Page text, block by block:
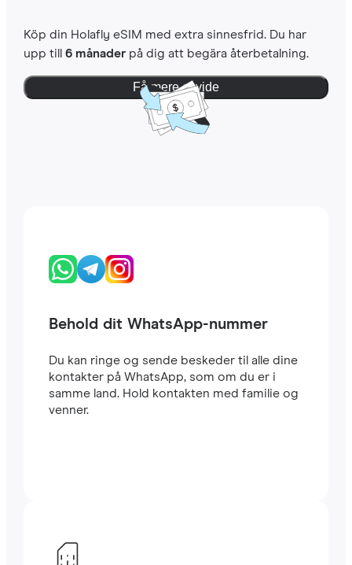
Köp din Holafly eSIM med extra sinnesfrid. Du har
upp till 6 månaderpå dig att begära återbetalning.
Få mere at vide
Behold dit WhatsApp-nummer
Du kan ringe og sende beskeder til alle dine
kontakter på WhatsApp, som om du er i
samme land. Hold kontakten med familie og
venner.